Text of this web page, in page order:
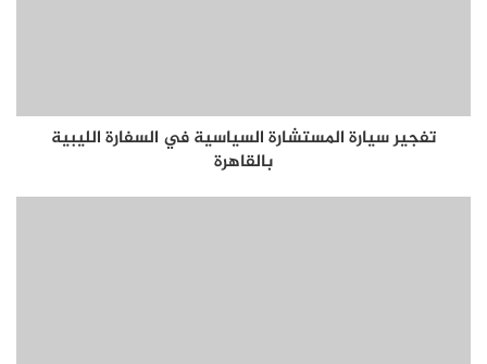
تفجير سيارة المستشارة السياسية في السفارة الليبية
بالقاهرة